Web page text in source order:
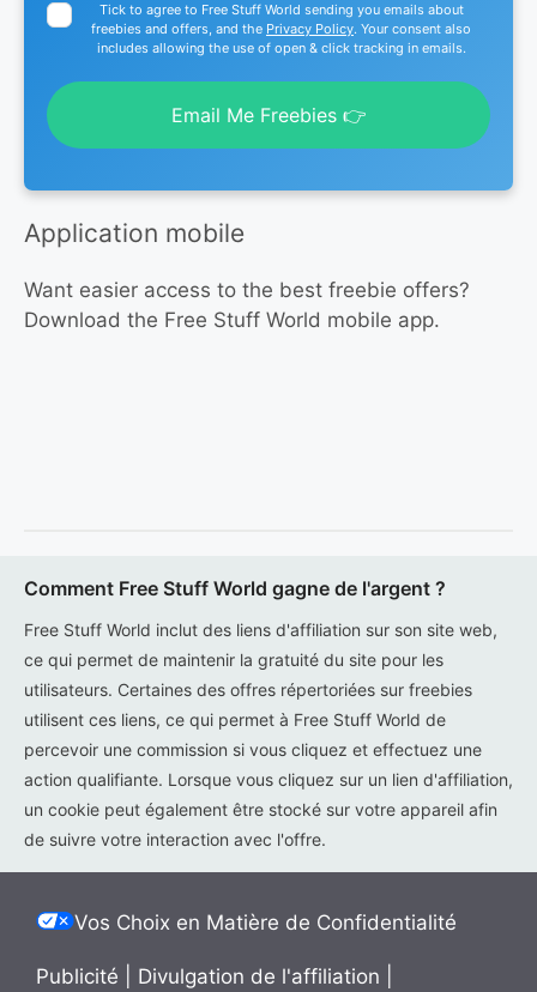
Tick to agree to Free Stuff World sending you emails about
freebies and offers, and the Privacy Policy. Your consent also
includes allowing the use of open & click tracking in emails.
Email Me Freebies 👉
Application mobile
Want easier access to the best freebie offers?
Download the Free Stuff World mobile app.
Comment Free Stuff World gagne de l'argent ?
Free Stuff World inclut des liens d'affiliation sur son site web,
ce qui permet de maintenir la gratuité du site pour les
utilisateurs. Certaines des offres répertoriées sur freebies
utilisent ces liens, ce qui permet à Free Stuff World de
percevoir une commission si vous cliquez et effectuez une
action qualifiante. Lorsque vous cliquez sur un lien d'affiliation,
un cookie peut également être stocké sur votre appareil afin
de suivre votre interaction avec l'offre.
Vos Choix en Matière de Confidentialité
Publicité Divulgation de l'affiliation